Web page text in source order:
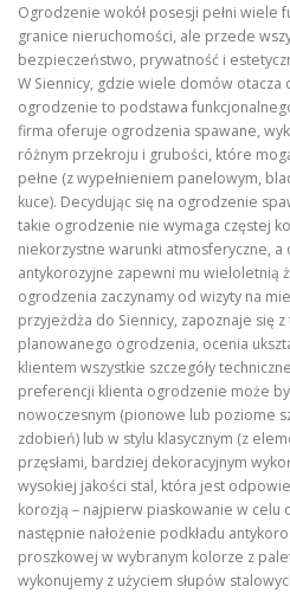
Ogrodzenie wokół posesji pełni wiele
granice nieruchomości, ale przede
bezpieczeństwo, prywatność i
W Siennicy, gdzie wiele domów otacza
ogrodzenie to podstawa
firma oferuje ogrodzenia spawane,
różnym przekroju i grubości, które
pełne (z wypełnieniem panelowym,
kuce). Decydując się na ogrodzenie
takie ogrodzenie nie wymaga częstej
niekorzystne warunki atmosferyczne,
antykorozyjne zapewni mu wieloletnią
ogrodzenia zaczynamy od wizyty na
przyjeżdża do Siennicy, zapoznaje się
planowanego ogrodzenia, ocenia
klientem wszystkie szczegóły
preferencji klienta ogrodzenie może
nowoczesnym (pionowe lub poziome
zdobień) lub w stylu klasycznym (z
przęsłami, bardziej dekoracyjnym
wysokiej jakości stal, która jest
korozją – najpierw piaskowanie w celu
następnie nałożenie podkładu
proszkowej w wybranym kolorze z
wykonujemy z użyciem słupów